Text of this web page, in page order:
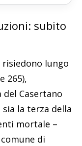
subito
lungo
265),
Casertano
la terza della
mortale –
di